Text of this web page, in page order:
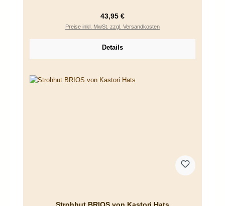
Regulärer Preis:
43,95 €
Preise inkl. MwSt. zzgl. Versandkosten
Details